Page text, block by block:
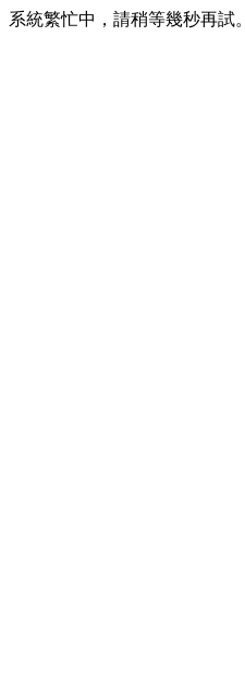
系統繁忙中，請稍等幾秒再試。